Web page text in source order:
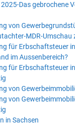
Das gebrochene
von
MDR-Umschau
für Erbschaftsteuer
im Aussenbereich?
für Erbschaftsteuer
von
von
in Sachsen